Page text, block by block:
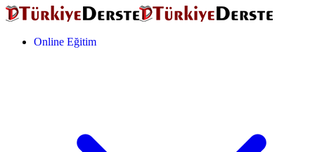
Online Eğitim